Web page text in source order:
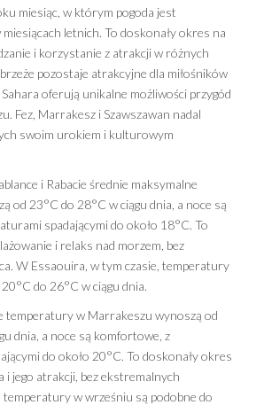
miesiąc, w którym pogoda jest
letnich. To doskonały okres na
i korzystanie z atrakcji w różnych
pozostaje atrakcyjne dla miłośników
oferują unikalne możliwości przygód
Fez, Marrakesz i Szawszawan nadal
swoim urokiem i kulturowym
i Rabacie średnie maksymalne
od 23°C do 28°C w ciągu dnia, a noce są
spadającymi do około 18°C. To
i relaks nad morzem, bez
W Essaouira, w tym czasie, temperatury
do 26°C w ciągu dnia.
temperatury w Marrakeszu wynoszą od
dnia, a noce są komfortowe, z
do około 20°C. To doskonały okres
i jego atrakcji, bez ekstremalnych
w wrześniu są podobne do